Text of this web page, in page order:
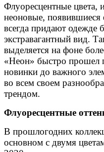
Флуоресцентные цвета,
неоновые, появившиеся
всегда придают одежде
экстравагантный вид.
выделяется на фоне
«Неон» быстро прошел
новинки до важного
во всем своем
трендом.
Флуоресцентные
В прошлогодних
основном с двумя